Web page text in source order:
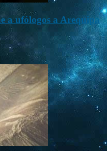
a ufólogos a Arequipa